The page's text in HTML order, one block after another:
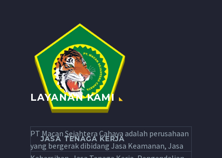
PT Macan Sejahtera Cahaya adalah perusahaan
yang bergerak dibidang Jasa Keamanan, Jasa
LAYANAN KAMI
JASA TENAGA KERJA